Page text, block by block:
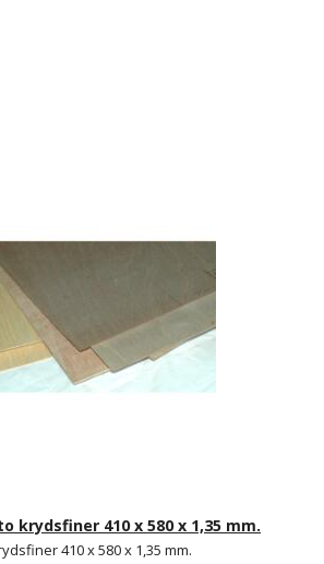
krydsfiner 410 x 580 x 1,35 mm.
410 x 580 x 1,35 mm.